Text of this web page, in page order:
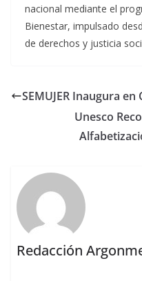
nacional mediante el
Bienestar, impulsado
de derechos y justicia
SEMUJER Inaugura
Unesco
Redacción